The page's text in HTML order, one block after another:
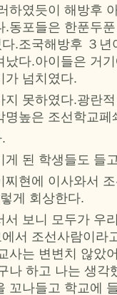
하였듯이 해방후
.동포들은 한푼두
.조국해방후 ３
났다.아이들은 거
가 넘치였다.
지 못하였다.광란
명높은 조선학교
게 된 학생들도 들
찌현에 이사와서
게 회상한다.
서 보니 모두가 우
서 조선사람이라
사는 변변치 않았
나 하고 나는 생각
꼬나들고 학교에